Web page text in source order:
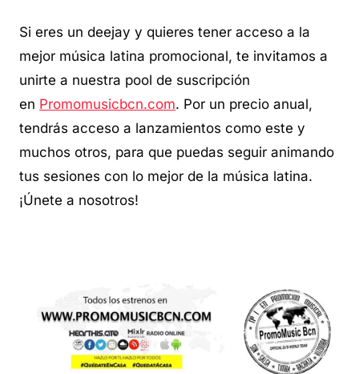
Si eres un deejay y quieres tener acceso a la
mejor música latina promocional, te invitamos a
unirte a nuestra pool de suscripción
en Promomusicbcn.com. Por un precio anual,
tendrás acceso a lanzamientos como este y
muchos otros, para que puedas seguir animando
tus sesiones con lo mejor de la música latina.
¡Únete a nosotros!